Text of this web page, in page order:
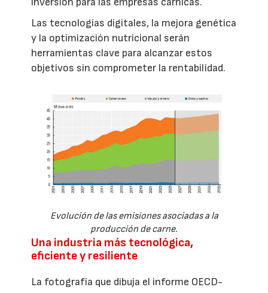
Las tecnologías digitales, la mejora genética
y la optimización nutricional serán
herramientas clave para alcanzar estos
objetivos sin comprometer la rentabilidad.
Evolución de las emisiones asociadas a la
producción de carne.
Una industria más tecnológica,
eficiente y resiliente
La fotografía que dibuja el informe OECD-